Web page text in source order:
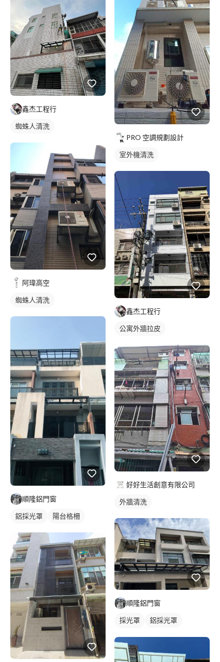
鑫杰工程行
蜘蛛人清洗
阿瑋高空
蜘蛛人清洗
順隆鋁門窗
鋁採光罩 陽台格柵
PRO 空調規劃設計
室外機清洗
鑫杰工程行
公寓外牆拉皮
好好生活創意有限公司
外牆清洗
順隆鋁門窗
採光罩
鋁採光罩